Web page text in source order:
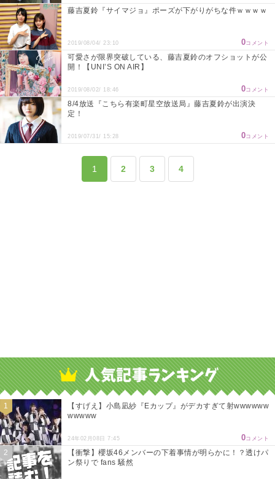
藤吉夏鈴『サイマジョ』ポーズが下がりがちな件ｗｗｗｗ
2019/08/04/ 23:10 0コメント
可愛さが限界突破している、藤吉夏鈴のオフショットが公
開！【UNI’S ON AIR】
2019/08/02/ 18:46 0コメント
8/4放送『こちら有楽町星空放送局』藤吉夏鈴が出演決
定！
2019/07/31/ 15:28 0コメント
1 2 3 4
【すげえ】小島凪紗『Eカップ』がデカすぎて射wwwwww
wwwww
24年02月08日 7:45 0コメント
【衝撃】櫻坂46メンバーの下着事情が明らかに！？透けパ
ン祭りで fans 騒然